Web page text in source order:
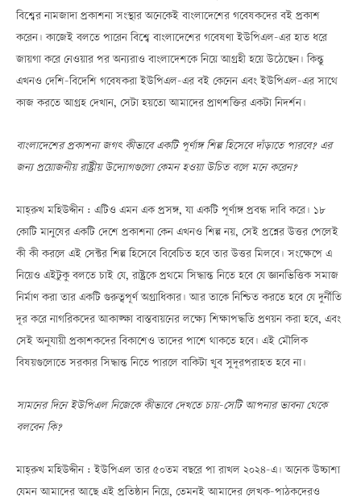
বিশ্বের নামজাদা প্রকাশনা সংস্থার অনেকেই বাংলাদেশের গবেষকদের বই প্রকাশ
করেন। কাজেই বলতে পারেন বিশ্বে বাংলাদেশের গবেষণা ইউপিএল-এর হাত ধরে
জায়গা করে নেওয়ার পর অন্যরাও বাংলাদেশকে নিয়ে আগ্রহী হয়ে উঠেছেন। কিন্তু
এখনও দেশি-বিদেশি গবেষকরা ইউপিএল-এর বই কেনেন এবং ইউপিএল-এর সাথে
কাজ করতে আগ্রহ দেখান, সেটা হয়তো আমাদের প্রাণশক্তির একটা নিদর্শন।
বাংলাদেশের প্রকাশনা জগৎ কীভাবে একটি পূর্ণাঙ্গ শিল্প হিসেবে দাঁড়াতে পারবে? এর
জন্য প্রয়োজনীয় রাষ্ট্রীয় উদ্যোগগুলো কেমন হওয়া উচিত বলে মনে করেন?
মাহ্‌রুখ মহিউদ্দীন : এটিও এমন এক প্রসঙ্গ, যা একটি পূর্ণাঙ্গ প্রবন্ধ দাবি করে। ১৮
কোটি মানুষের একটি দেশে প্রকাশনা কেন এখনও শিল্প নয়, সেই প্রশ্নের উত্তর পেলেই
কী কী করলে এই সেক্টর শিল্প হিসেবে বিবেচিত হবে তার উত্তর মিলবে। সংক্ষেপে এ
নিয়েও এইটুকু বলতে চাই যে, রাষ্ট্রকে প্রথমে সিদ্ধান্ত নিতে হবে যে জ্ঞানভিত্তিক সমাজ
নির্মাণ করা তার একটি গুরুত্বপূর্ণ অগ্রাধিকার। আর তাকে নিশ্চিত করতে হবে যে দুর্নীতি
দূর করে নাগরিকদের আকাঙ্ক্ষা বাস্তবায়নের লক্ষ্যে শিক্ষাপদ্ধতি প্রণয়ন করা হবে, এবং
সেই অনুযায়ী প্রকাশকদের বিকাশেও তাদের পাশে থাকতে হবে। এই মৌলিক
বিষয়গুলোতে সরকার সিদ্ধান্ত নিতে পারলে বাকিটা খুব সুদূরপরাহত হবে না।
সামনের দিনে ইউপিএল নিজেকে কীভাবে দেখতে চায়-সেটি আপনার ভাবনা থেকে
বলবেন কি?
মাহ্‌রুখ মহিউদ্দীন : ইউপিএল তার ৫০তম বছরে পা রাখল ২০২৪-এ। অনেক উচ্চাশা
যেমন আমাদের আছে এই প্রতিষ্ঠান নিয়ে, তেমনই আমাদের লেখক-পাঠকদেরও